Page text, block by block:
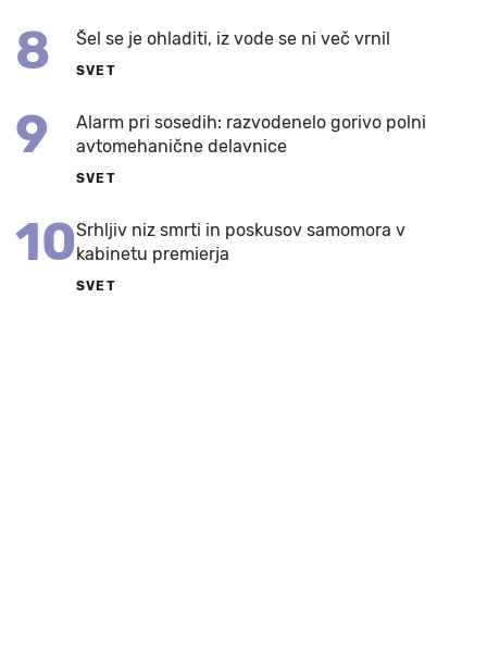
8 Šel se je ohladiti, iz vode se ni več vrnil
SVET
9
Alarm pri sosedih: razvodenelo gorivo polni
avtomehanične delavnice
SVET
10Srhljiv niz smrti in poskusov samomora v
kabinetu premierja
SVET